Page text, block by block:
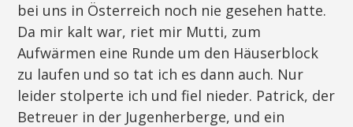
bei uns in Österreich noch nie gesehen hatte.
Da mir kalt war, riet mir Mutti, zum
Aufwärmen eine Runde um den Häuserblock
zu laufen und so tat ich es dann auch. Nur
leider stolperte ich und fiel nieder. Patrick, der
Betreuer in der Jugenherberge, und ein